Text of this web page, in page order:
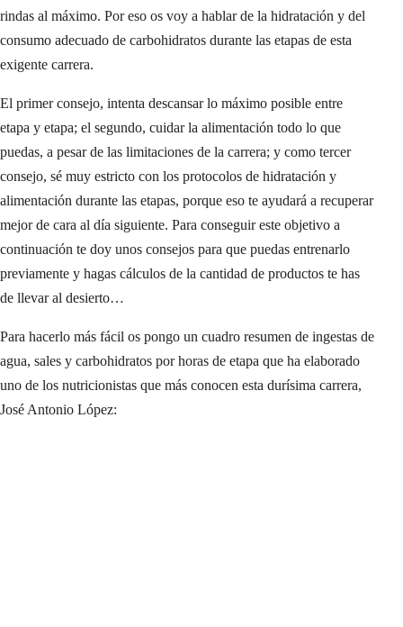
rindas al máximo. Por eso os voy a hablar de la hidratación y del
consumo adecuado de carbohidratos durante las etapas de esta
exigente carrera.
El primer consejo, intenta descansar lo máximo posible entre
etapa y etapa; el segundo, cuidar la alimentación todo lo que
puedas, a pesar de las limitaciones de la carrera; y como tercer
consejo, sé muy estricto con los protocolos de hidratación y
alimentación durante las etapas, porque eso te ayudará a recuperar
mejor de cara al día siguiente. Para conseguir este objetivo a
continuación te doy unos consejos para que puedas entrenarlo
previamente y hagas cálculos de la cantidad de productos te has
de llevar al desierto…
Para hacerlo más fácil os pongo un cuadro resumen de ingestas de
agua, sales y carbohidratos por horas de etapa que ha elaborado
uno de los nutricionistas que más conocen esta durísima carrera,
José Antonio López: